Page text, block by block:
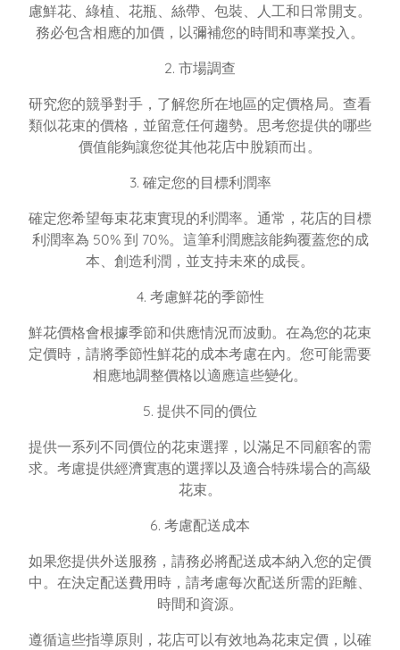
慮鮮花、綠植、花瓶、絲帶、包裝、人工和日常開支。
務必包含相應的加價，以彌補您的時間和專業投入。
2. 市場調查
研究您的競爭對手，了解您所在地區的定價格局。查看
類似花束的價格，並留意任何趨勢。思考您提供的哪些
價值能夠讓您從其他花店中脫穎而出。
3. 確定您的目標利潤率
確定您希望每束花束實現的利潤率。通常，花店的目標
利潤率為 50% 到 70%。這筆利潤應該能夠覆蓋您的成
本、創造利潤，並支持未來的成長。
4. 考慮鮮花的季節性
鮮花價格會根據季節和供應情況而波動。在為您的花束
定價時，請將季節性鮮花的成本考慮在內。您可能需要
相應地調整價格以適應這些變化。
5. 提供不同的價位
提供一系列不同價位的花束選擇，以滿足不同顧客的需
求。考慮提供經濟實惠的選擇以及適合特殊場合的高級
花束。
6. 考慮配送成本
如果您提供外送服務，請務必將配送成本納入您的定價
中。在決定配送費用時，請考慮每次配送所需的距離、
時間和資源。
遵循這些指導原則，花店可以有效地為花束定價，以確